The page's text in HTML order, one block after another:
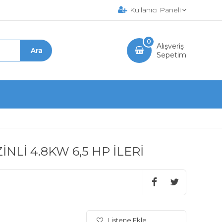
Kullanıcı Paneli
Alışveriş
Sepetim
0
4.8KW 6,5 HP İLERİ
Listene Ekle